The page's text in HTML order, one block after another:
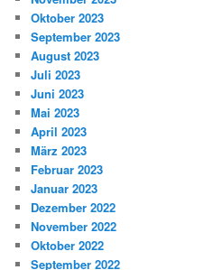
Oktober 2023
September 2023
August 2023
Juli 2023
Juni 2023
Mai 2023
April 2023
März 2023
Februar 2023
Januar 2023
Dezember 2022
November 2022
Oktober 2022
September 2022